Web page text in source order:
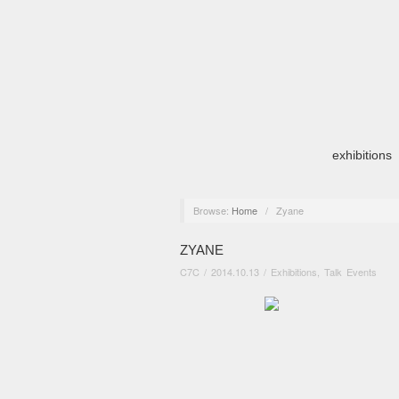
exhibitions
Browse: Home / Zyane
ZYANE
C7C / 2014.10.13 / Exhibitions Talk Events